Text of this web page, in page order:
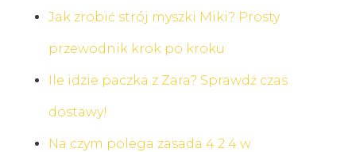
Jak zrobić strój myszki Miki? Prosty
przewodnik krok po kroku
Ile idzie paczka z Zara? Sprawdź czas
dostawy!
Na czym polega zasada 4 2 4 w